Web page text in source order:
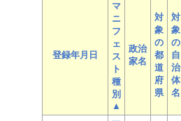
登録年月日
マ
ニ
フ
ェ
ス
ト
種
別
▲
政治
家名
対
象
の
都
道
府
県
対
象
の
自
治
体
名